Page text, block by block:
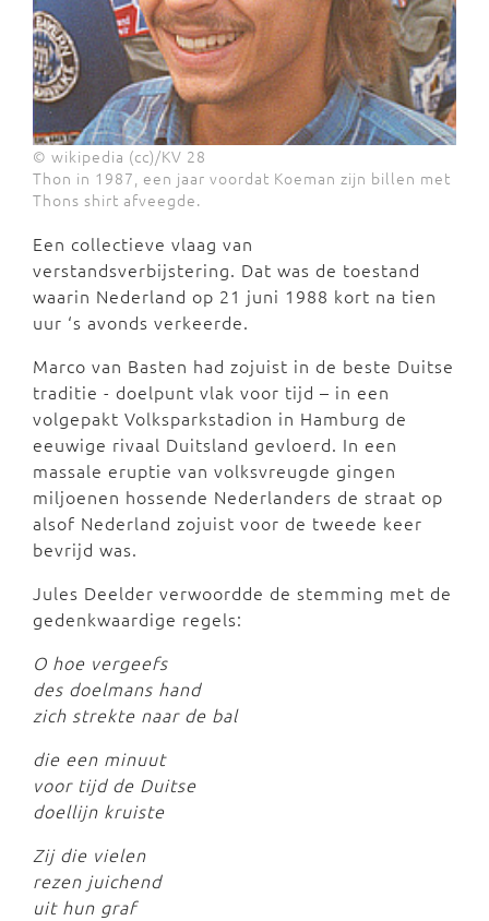
© wikipedia (cc)/KV 28
Thon in 1987, een jaar voordat Koeman zijn billen met
Thons shirt afveegde.
Een collectieve vlaag van
verstandsverbijstering. Dat was de toestand
waarin Nederland op 21 juni 1988 kort na tien
uur ‘s avonds verkeerde.
Marco van Basten had zojuist in de beste Duitse
traditie - doelpunt vlak voor tijd – in een
volgepakt Volksparkstadion in Hamburg de
eeuwige rivaal Duitsland gevloerd. In een
massale eruptie van volksvreugde gingen
miljoenen hossende Nederlanders de straat op
alsof Nederland zojuist voor de tweede keer
bevrijd was.
Jules Deelder verwoordde de stemming met de
gedenkwaardige regels:
O hoe vergeefs
des doelmans hand
zich strekte naar de bal
die een minuut
voor tijd de Duitse
doellijn kruiste
Zij die vielen
rezen juichend
uit hun graf